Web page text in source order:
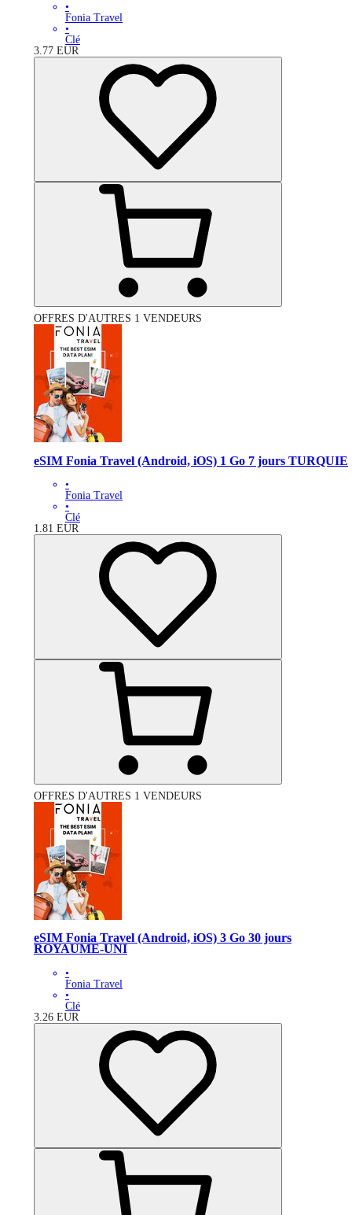
•
Fonia Travel
•
Clé
3.77 EUR
OFFRES D'AUTRES 1 VENDEURS
eSIM Fonia Travel (Android, iOS) 1 Go 7 jours TURQUIE
•
Fonia Travel
•
Clé
1.81 EUR
OFFRES D'AUTRES 1 VENDEURS
eSIM Fonia Travel (Android, iOS) 3 Go 30 jours
ROYAUME-UNI
•
Fonia Travel
•
Clé
3.26 EUR